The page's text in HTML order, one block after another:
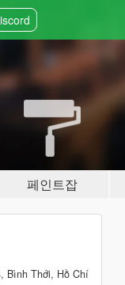
페인트잡
Bình Thới, Hồ Chí